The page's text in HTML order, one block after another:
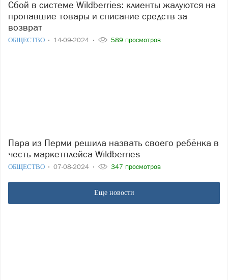
Сбой в системе Wildberries: клиенты жалуются на
пропавшие товары и списание средств за
возврат
ОБЩЕСТВО 14-09-2024 589 просмотров
Пара из Перми решила назвать своего ребёнка в
честь маркетплейса Wildberries
ОБЩЕСТВО 07-08-2024 347 просмотров
Еще новости